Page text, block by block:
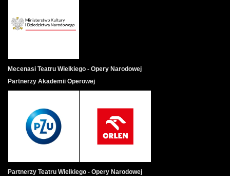
Mecenasi Teatru Wielkiego - Opery Narodowej
Partnerzy Akademii Operowej
Partnerzy Teatru Wielkiego - Opery Narodowej